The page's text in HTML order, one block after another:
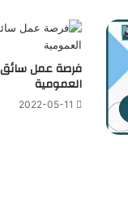
فرصة عمل سائق
العمومية
2022-05-11